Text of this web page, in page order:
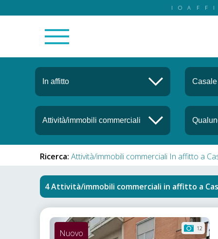
Ricerca: Attività/immobili commerciali In affitto a
Attività/immobili commerciali in affitto a
12
Nuovo